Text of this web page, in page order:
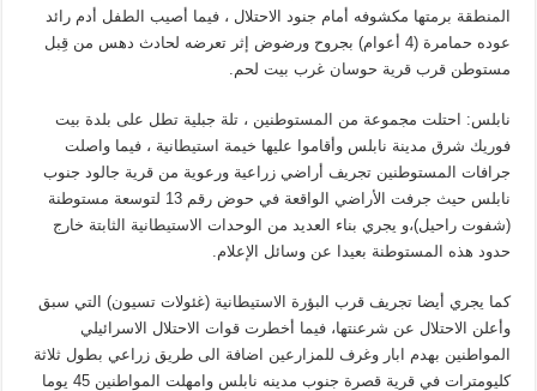
المنطقة برمتها مكشوفه أمام جنود الاحتلال ، فيما أصيب الطفل أدم رائد
عوده حمامرة (4 أعوام) بجروح ورضوض إثر تعرضه لحادث دهس من قِبل
مستوطن قرب قرية حوسان غرب بيت لحم.
نابلس: احتلت مجموعة من المستوطنين ، تلة جبلية تطل على بلدة بيت
فوريك شرق مدينة نابلس وأقاموا عليها خيمة استيطانية ، فيما واصلت
جرافات المستوطنين تجريف أراضي زراعية ورعوية من قرية جالود جنوب
نابلس حيث جرفت الأراضي الواقعة في حوض رقم 13 لتوسعة مستوطنة
(شفوت راحيل)،و يجري بناء العديد من الوحدات الاستيطانية الثابتة خارج
حدود هذه المستوطنة بعيدا عن وسائل الإعلام.
كما يجري أيضا تجريف قرب البؤرة الاستيطانية (غئولات تسيون) التي سبق
وأعلن الاحتلال عن شرعنتها، فيما أخطرت قوات الاحتلال الاسرائيلي
المواطنين بهدم ابار وغرف للمزارعين اضافة الى طريق زراعي بطول ثلاثة
كليومترات في قرية قصرة جنوب مدينه نابلس وامهلت المواطنين 45 يوما